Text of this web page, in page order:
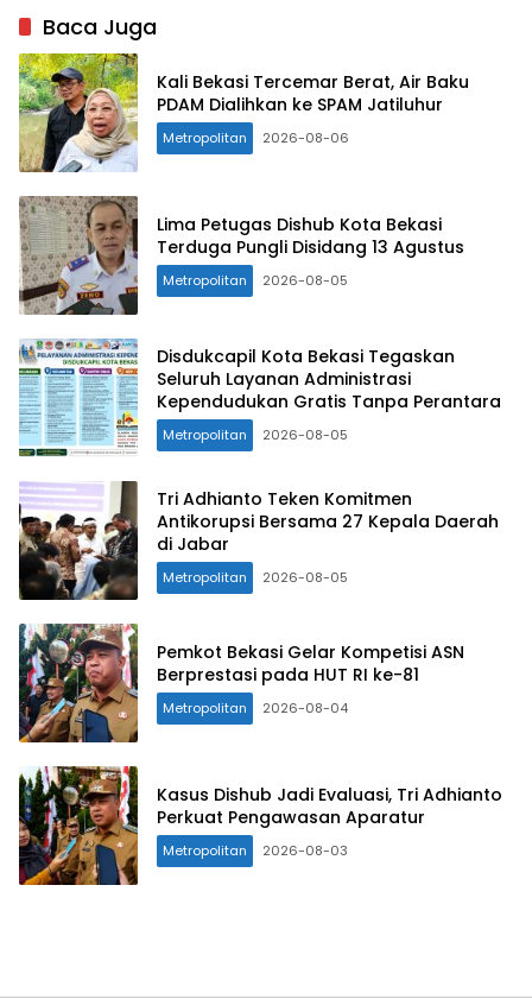
Baca Juga
Kali Bekasi Tercemar Berat, Air Baku
PDAM Dialihkan ke SPAM Jatiluhur
Metropolitan 2026-08-06
Lima Petugas Dishub Kota Bekasi
Terduga Pungli Disidang 13 Agustus
Metropolitan 2026-08-05
Disdukcapil Kota Bekasi Tegaskan
Seluruh Layanan Administrasi
Kependudukan Gratis Tanpa Perantara
Metropolitan 2026-08-05
Tri Adhianto Teken Komitmen
Antikorupsi Bersama 27 Kepala Daerah
di Jabar
Metropolitan 2026-08-05
Pemkot Bekasi Gelar Kompetisi ASN
Berprestasi pada HUT RI ke-81
Metropolitan 2026-08-04
Kasus Dishub Jadi Evaluasi, Tri Adhianto
Perkuat Pengawasan Aparatur
Metropolitan 2026-08-03